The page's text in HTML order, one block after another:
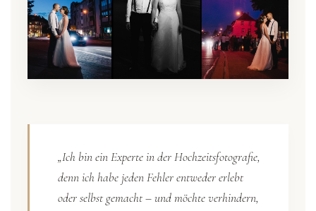
„Ich bin ein Experte in der Hochzeitsfotografie,
denn ich habe jeden Fehler entweder erlebt
oder selbst gemacht – und möchte verhindern,